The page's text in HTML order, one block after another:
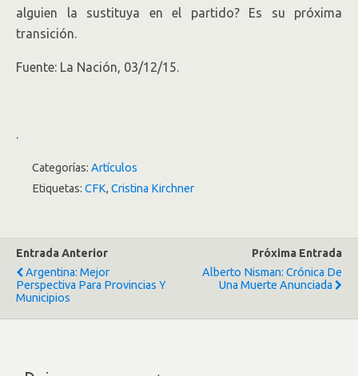
alguien la sustituya en el partido? Es su próxima
transición.
Fuente: La Nación, 03/12/15.
.
Categorías: Artículos
Etiquetas: CFK, Cristina Kirchner
Entrada Anterior
Argentina: Mejor
Perspectiva Para Provincias Y
Municipios
Próxima Entrada
Alberto Nisman: Crónica De
Una Muerte Anunciada